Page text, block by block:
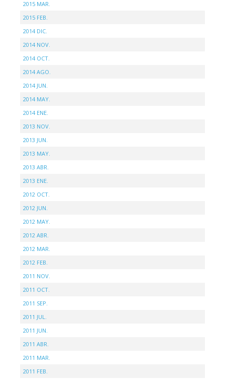
2015 MAR.
2015 FEB.
2014 DIC.
2014 NOV.
2014 OCT.
2014 AGO.
2014 JUN.
2014 MAY.
2014 ENE.
2013 NOV.
2013 JUN.
2013 MAY.
2013 ABR.
2013 ENE.
2012 OCT.
2012 JUN.
2012 MAY.
2012 ABR.
2012 MAR.
2012 FEB.
2011 NOV.
2011 OCT.
2011 SEP.
2011 JUL.
2011 JUN.
2011 ABR.
2011 MAR.
2011 FEB.